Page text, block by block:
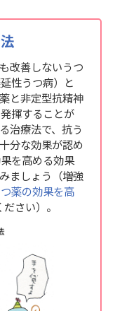
改善しないうつ
性うつ病）と
と非定型抗精神
揮することが
治療法で、抗う
分な効果が認め
を高める効果
ましょう（増強
薬の効果を高
さい）。